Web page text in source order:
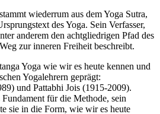
wiederrum aus dem Yoga Sutra,
des Yoga. Sein Verfasser,
anderem den achtgliedrigen Pfad des
zur inneren Freiheit beschreibt.
Yoga wie wir es heute kennen und
Yogalehrern geprägt:
und Pattabhi Jois (1915-2009).
für die Methode, sein
sie in die Form, wie wir es heute